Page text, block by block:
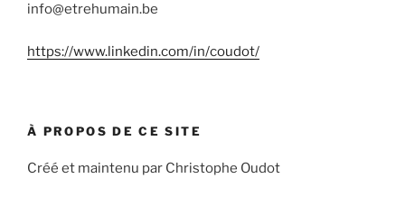
info@etrehumain.be
https://www.linkedin.com/in/coudot/
À PROPOS DE CE SITE
Créé et maintenu par Christophe Oudot